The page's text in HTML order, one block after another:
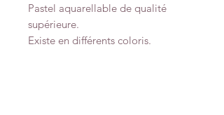
Pastel aquarellable de qualité
supérieure.
Existe en différents coloris.